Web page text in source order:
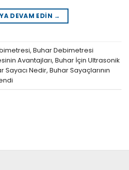
DEVAM EDIN →
, Buhar Debimetresi
Avantajları, Buhar İçin Ultrasonik
Sayacı Nedir, Buhar Sayaçlarının